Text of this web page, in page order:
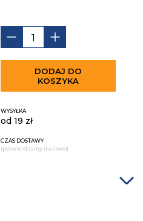
DODAJ DO
KOSZYKA
WYSYŁKA
od 19 zł
CZAS DOSTAWY
(potwierdzamy mailowo)